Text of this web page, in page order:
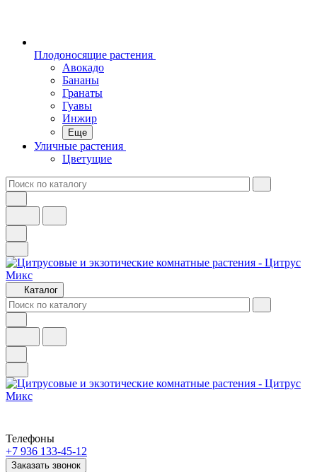
Плодоносящие растения
Авокадо
Бананы
Гранаты
Гуавы
Инжир
Еще
Уличные растения
Цветущие
Каталог
Телефоны
+7 936 133-45-12
Заказать звонок